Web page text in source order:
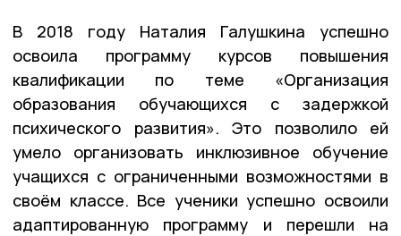
В 2018 году Наталия Галушкина успешно
освоила программу курсов повышения
квалификации по теме «Организация
образования обучающихся с задержкой
психического развития». Это позволило ей
умело организовать инклюзивное обучение
учащихся с ограниченными возможностями в
своём классе. Все ученики успешно освоили
адаптированную программу и перешли на